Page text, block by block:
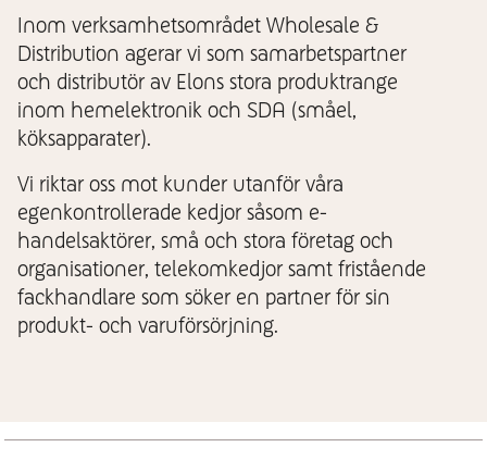
Inom verksamhetsområdet Wholesale &
Distribution agerar vi som samarbetspartner
och distributör av Elons stora produktrange
inom hemelektronik och SDA (småel,
köksapparater).
Vi riktar oss mot kunder utanför våra
egenkontrollerade kedjor såsom e-
handelsaktörer, små och stora företag och
organisationer, telekomkedjor samt fristående
fackhandlare som söker en partner för sin
produkt- och varuförsörjning.